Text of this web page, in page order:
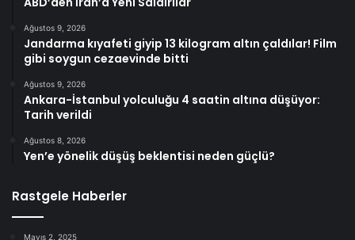
Ağustos 9, 2026
Jandarma kıyafeti giyip 13 kilogram altın çaldılar! Film
gibi soygun cezaevinde bitti
Ağustos 9, 2026
Ankara-İstanbul yolculuğu 4 saatin altına düşüyor:
Tarih verildi
Ağustos 8, 2026
Yen’e yönelik düşüş beklentisi neden güçlü?
Rastgele Haberler
Mayıs 2, 2025